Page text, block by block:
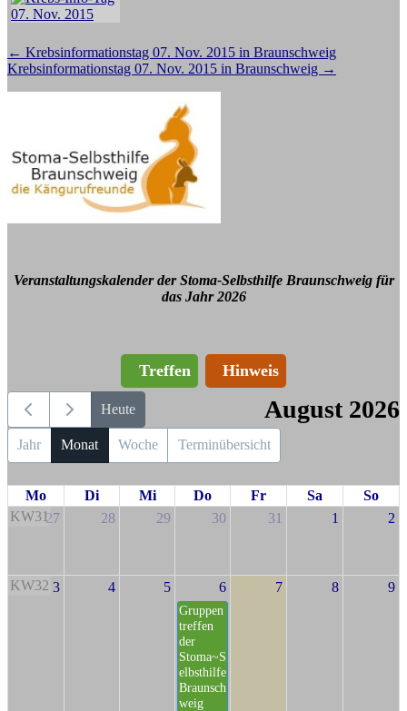
Beitragsnavigation
← Krebsinformationstag 07. Nov. 2015 in Braunschweig
Krebsinformationstag 07. Nov. 2015 in Braunschweig →
Veranstaltungskalender der Stoma-Selbsthilfe Braunschweig für
das Jahr 2026
Treffen Hinweis
Heute August 2026
Jahr Monat Woche Terminübersicht
Mo Di Mi Do Fr Sa
So
KW3127 28 29 30 31 1 2
KW32 3 4 5 6
Gruppen
treffen
der
Stoma~S
elbsthilfe
Braunsch
weig
7 8 9